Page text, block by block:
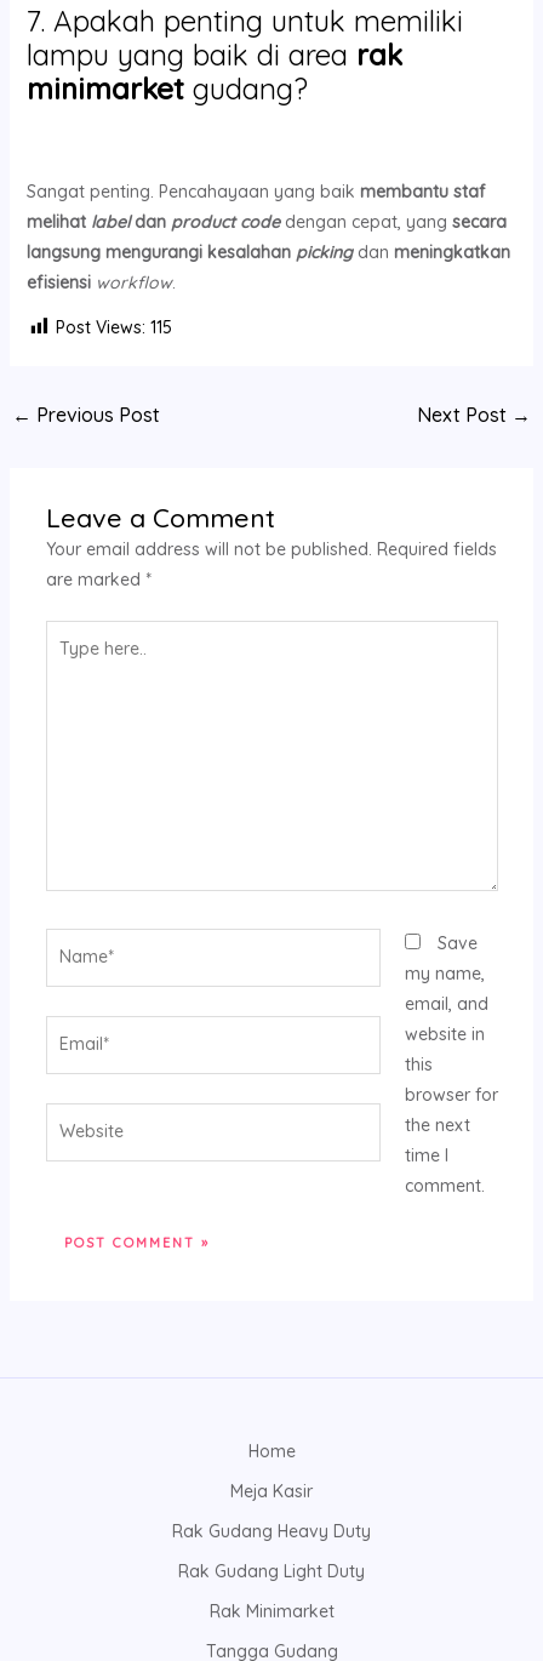
7. Apakah penting untuk memiliki
lampu yang baik di area rak
minimarketgudang?
Sangat penting. Pencahayaan yang baik membantu staf
melihat labeldan product codedengan cepat, yang secara
langsung mengurangi kesalahan pickingdan meningkatkan
efisiensi workflow.
Post Views: 115
← Previous Post Next Post →
Leave a Comment
Your email address will not be published. Required fields
are marked *
here..
Save
my name,
email, and
website in
this
browser for
the next
time I
comment.
Home
Meja Kasir
Rak Gudang Heavy Duty
Rak Gudang Light Duty
Rak Minimarket
Tangga Gudang